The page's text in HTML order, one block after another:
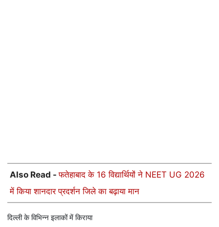
Also Read -फतेहाबाद के 16 विद्यार्थियों ने NEET UG 2026
में किया शानदार प्रदर्शन जिले का बढ़ाया मान
दिल्ली के विभिन्न इलाकों में किराया